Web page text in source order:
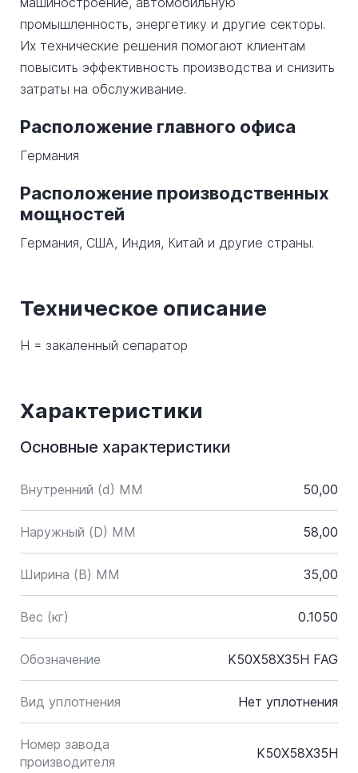
промышленность, энергетику и другие секторы.
Их технические решения помогают клиентам
повысить эффективность производства и снизить
затраты на обслуживание.
Расположение главного офиса
Германия
Расположение производственных
мощностей
Германия, США, Индия, Китай и другие страны.
Техническое описание
H = закаленный сепаратор
Характеристики
Основные характеристики
Внутренний (d) ММ 50,00
Наружный (D) ММ 58,00
Ширина (B) MM 35,00
Вес (кг) 0.1050
Обозначение K50X58X35H FAG
Вид уплотнения Нет уплотнения
Номер завода
производителя
K50X58X35H